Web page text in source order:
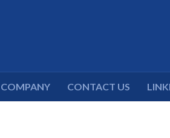
COMPANY CONTACT US